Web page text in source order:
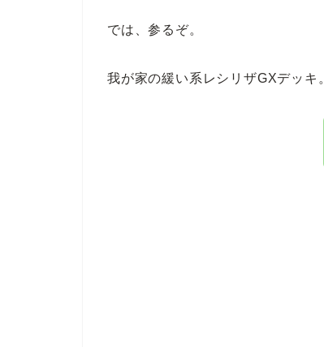
では、参るぞ。
我が家の緩い系レシリザGXデッキ